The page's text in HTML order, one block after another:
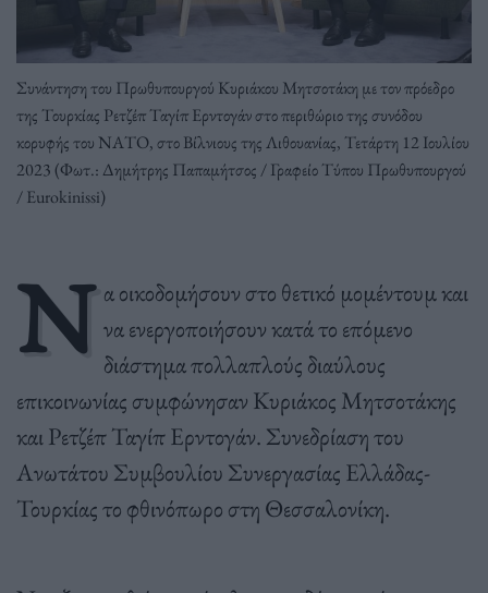
Συνάντηση του Πρωθυπουργού Κυριάκου Μητσοτάκη με τον πρόεδρο
της Τουρκίας Ρετζέπ Ταγίπ Ερντογάν στο περιθώριο της συνόδου
κορυφής του ΝΑΤΟ, στο Βίλνιους της Λιθουανίας, Τετάρτη 12 Ιουλίου
2023 (Φωτ.: Δημήτρης Παπαμήτσος / Γραφείο Τύπου Πρωθυπουργού
/ Eurokinissi)
Ν α οικοδομήσουν στο θετικό μομέντουμ και
να ενεργοποιήσουν κατά το επόμενο
διάστημα πολλαπλούς διαύλους
επικοινωνίας συμφώνησαν Κυριάκος Μητσοτάκης
και Ρετζέπ Ταγίπ Ερντογάν. Συνεδρίαση του
Ανωτάτου Συμβουλίου Συνεργασίας Ελλάδας-
Τουρκίας το φθινόπωρο στη Θεσσαλονίκη.